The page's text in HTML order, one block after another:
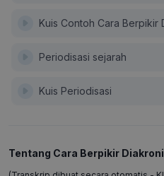
Kuis Contoh Cara Berpikir
Periodisasi sejarah
Kuis Periodisasi
Tentang Cara Berpikir